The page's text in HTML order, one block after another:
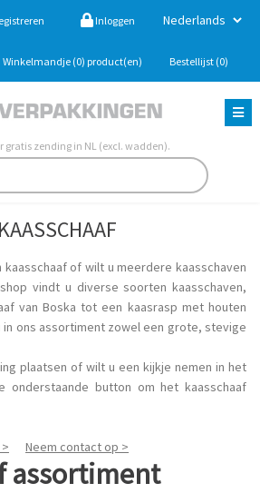
Inloggen
Winkelmandje (0) product(en) Bestellijst (0)
gratis zending in NL (excl. wadden).
KAASSCHAAF
kaasschaaf of wilt u meerdere kaasschaven
vindt u diverse soorten kaasschaven,
van Boska tot een kaasrasp met houten
in ons assortiment zowel een grote, stevige
plaatsen of wilt u een kijkje nemen in het
onderstaande button om het kaasschaaf
Neem contact op >
assortiment